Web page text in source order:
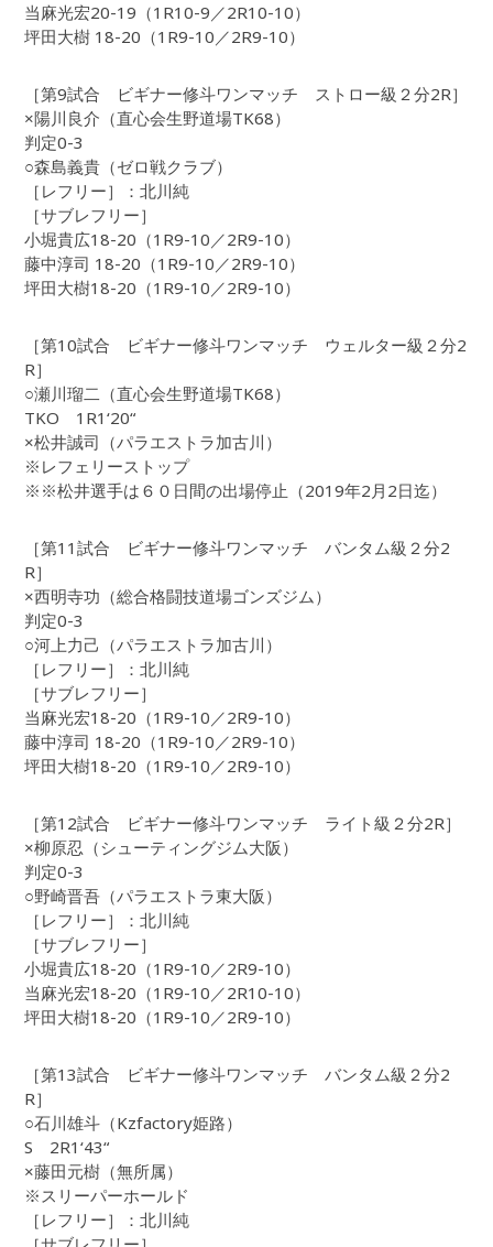
当麻光宏20-19（1R10-9／2R10-10）
坪田大樹 18-20（1R9-10／2R9-10）
［第9試合 ビギナー修斗ワンマッチ ストロー級２分2R］
×陽川良介（直心会生野道場TK68）
判定0-3
○森島義貴（ゼロ戦クラブ）
［レフリー］：北川純
［サブレフリー］
小堀貴広18-20（1R9-10／2R9-10）
藤中淳司 18-20（1R9-10／2R9-10）
坪田大樹18-20（1R9-10／2R9-10）
［第10試合 ビギナー修斗ワンマッチ ウェルター級２分2
R］
○瀬川瑠二（直心会生野道場TK68）
TKO 1R1‘20“
×松井誠司（パラエストラ加古川）
※レフェリーストップ
※※松井選手は６０日間の出場停止（2019年2月2日迄）
［第11試合 ビギナー修斗ワンマッチ バンタム級２分2
R］
×西明寺功（総合格闘技道場ゴンズジム）
判定0-3
○河上力己（パラエストラ加古川）
［レフリー］：北川純
［サブレフリー］
当麻光宏18-20（1R9-10／2R9-10）
藤中淳司 18-20（1R9-10／2R9-10）
坪田大樹18-20（1R9-10／2R9-10）
［第12試合 ビギナー修斗ワンマッチ ライト級２分2R］
×柳原忍（シューティングジム大阪）
判定0-3
○野崎晋吾（パラエストラ東大阪）
［レフリー］：北川純
［サブレフリー］
小堀貴広18-20（1R9-10／2R9-10）
当麻光宏18-20（1R9-10／2R10-10）
坪田大樹18-20（1R9-10／2R9-10）
［第13試合 ビギナー修斗ワンマッチ バンタム級２分2
R］
○石川雄斗（Kzfactory姫路）
S 2R1‘43“
×藤田元樹（無所属）
※スリーパーホールド
［レフリー］：北川純